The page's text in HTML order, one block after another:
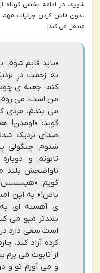
شوید، در ادامه بخشی کوتاه
بدون فاش کردن جزئیات مهم
منتقل می کند:
«باید قایم شوم.
به زحمت درِ
کنم، جعبه ی
من است، می روم
می بندم. مردی
گوید: «اومدن!
صدای نزدیک
شنوم. چنگولی
تابوتم و
ناواضحش
گویم: «هیسسس!
باش!» به این
ی آهسته ای به
بلندتر میو می
است سعی دارد در
کرده آزاد کند،
از تابوت می برم
و می آورم تو و